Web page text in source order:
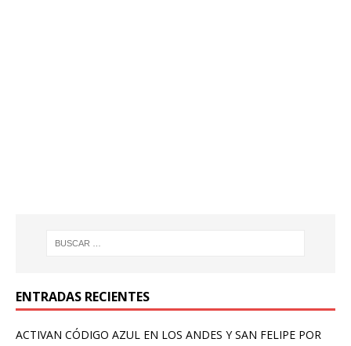
ENTRADAS RECIENTES
ACTIVAN CÓDIGO AZUL EN LOS ANDES Y SAN FELIPE POR